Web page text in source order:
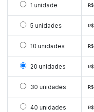
Selecionar 1 unidade
1 unidade
Selecionar 5
5 unidades
Selecionar 10
10 unidades
Selecionar 20
20 unidades
Selecionar 30
30 unidades
Selecionar 40
40 unidades